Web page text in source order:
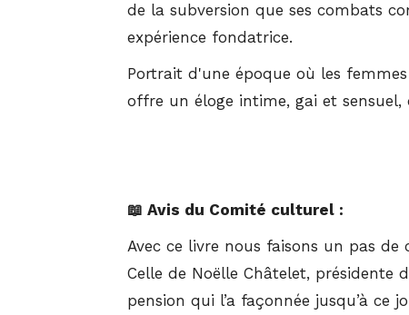
de la subversion que ses combats
expérience fondatrice.
Portrait d'une époque où les
offre un éloge intime, gai et sensuel,
📖 Avis du Comité culturel :
Avec ce livre nous faisons un pas
Celle de Noëlle Châtelet, présidente
pension qui l’a façonnée jusqu’à ce